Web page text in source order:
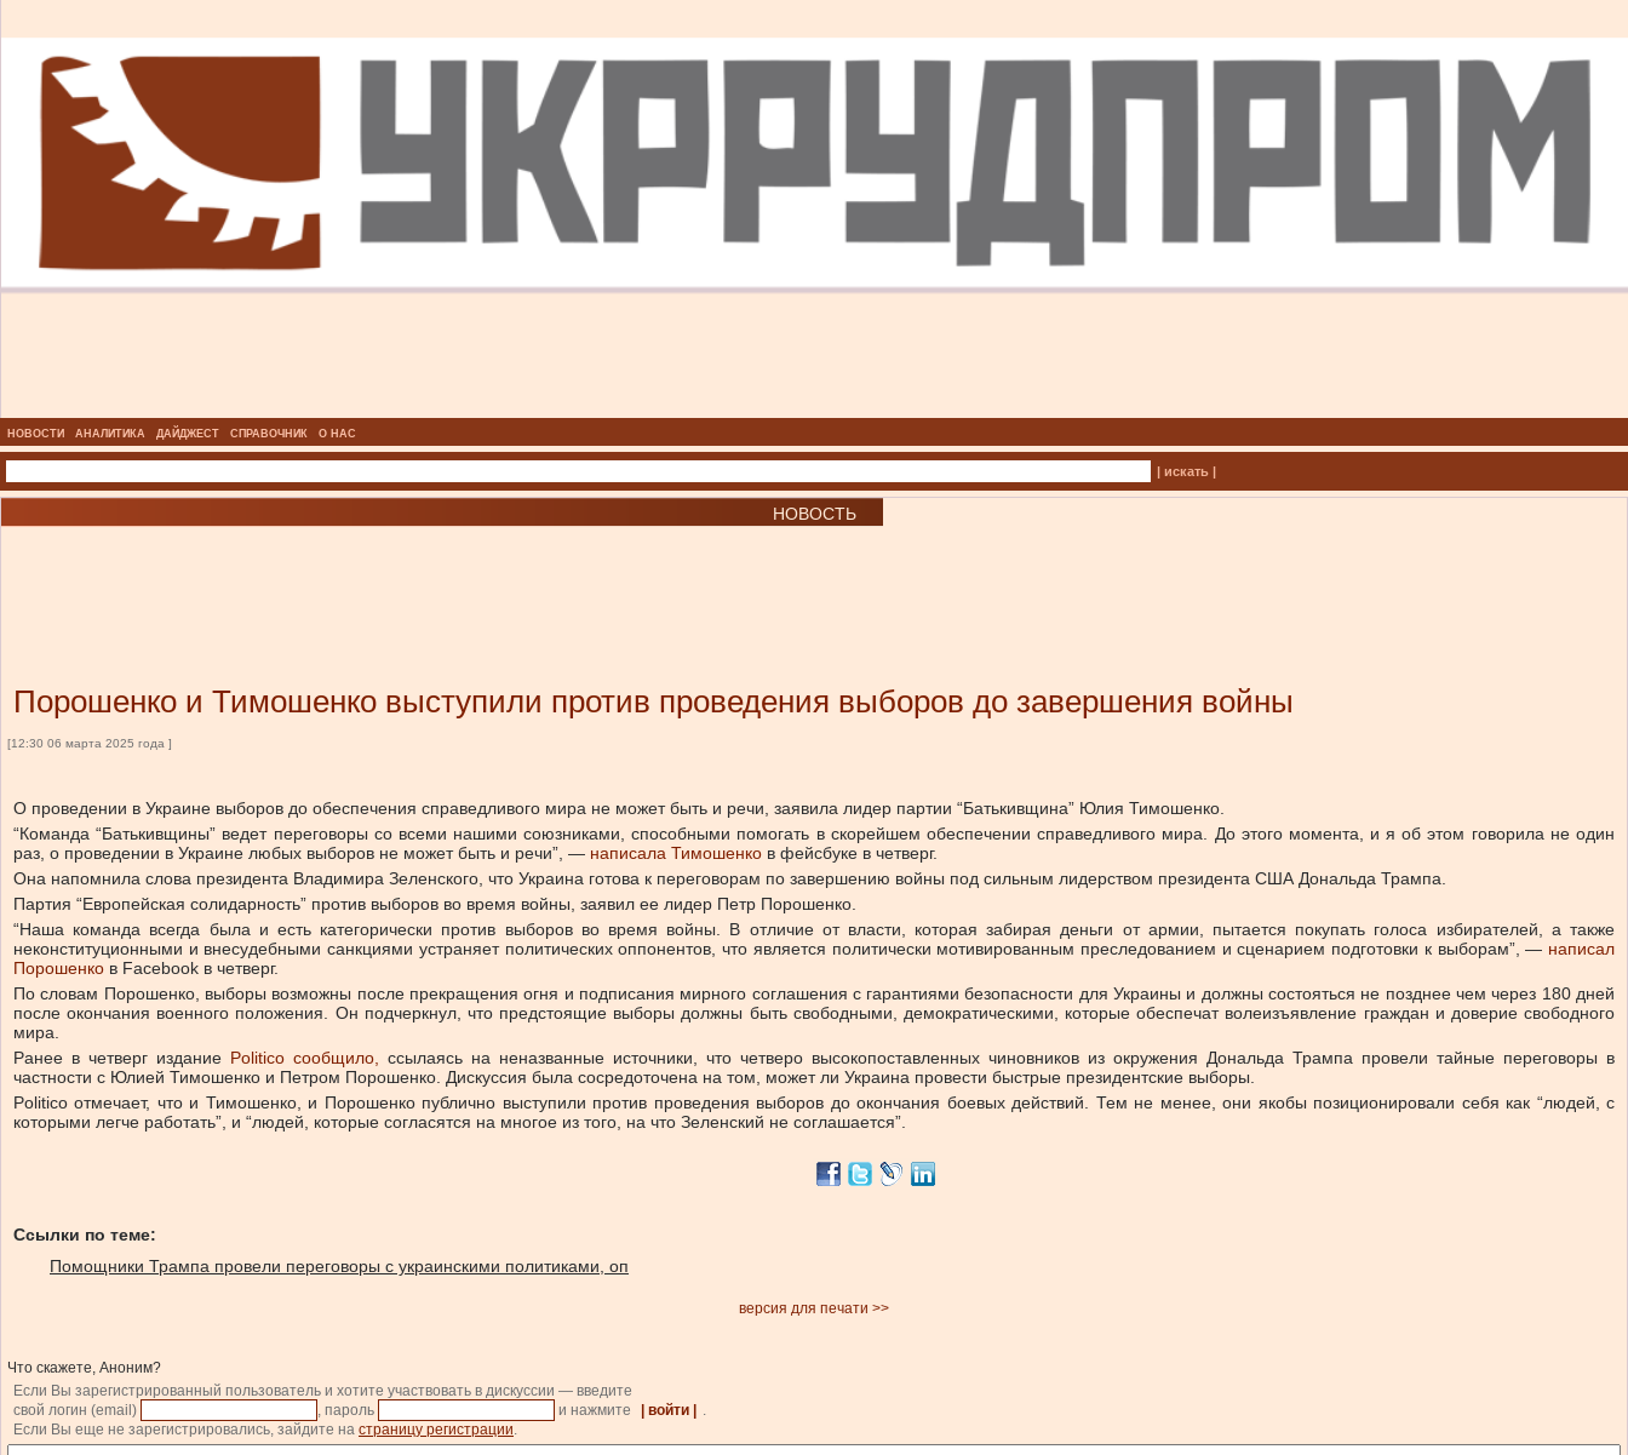
НОВОСТИ АНАЛИТИКА ДАЙДЖЕСТ СПРАВОЧНИК О НАС
| искать |
НОВОСТЬ
Порошенко и Тимошенко выступили против проведения выборов до завершения войны
[12:30 06 марта 2025 года ]
О проведении в Украине выборов до обеспечения справедливого мира не может быть и речи, заявила лидер партии “Батькивщина” Юлия Тимошенко.
“Команда “Батькивщины” ведет переговоры со всеми нашими союзниками, способными помогать в скорейшем обеспечении справедливого мира. До этого момента, и я об этом говорила не один
раз, о проведении в Украине любых выборов не может быть и речи”, — написала Тимошенко в фейсбуке в четверг.
Она напомнила слова президента Владимира Зеленского, что Украина готова к переговорам по завершению войны под сильным лидерством президента США Дональда Трампа.
Партия “Европейская солидарность” против выборов во время войны, заявил ее лидер Петр Порошенко.
“Наша команда всегда была и есть категорически против выборов во время войны. В отличие от власти, которая забирая деньги от армии, пытается покупать голоса избирателей, а также
неконституционными и внесудебными санкциями устраняет политических оппонентов, что является политически мотивированным преследованием и сценарием подготовки к выборам”, — написал
Порошенко в Facebook в четверг.
По словам Порошенко, выборы возможны после прекращения огня и подписания мирного соглашения с гарантиями безопасности для Украины и должны состояться не позднее чем через 180 дней
после окончания военного положения. Он подчеркнул, что предстоящие выборы должны быть свободными, демократическими, которые обеспечат волеизъявление граждан и доверие свободного
мира.
Ранее в четверг издание Politico сообщило, ссылаясь на неназванные источники, что четверо высокопоставленных чиновников из окружения Дональда Трампа провели тайные переговоры в
частности с Юлией Тимошенко и Петром Порошенко. Дискуссия была сосредоточена на том, может ли Украина провести быстрые президентские выборы.
Politico отмечает, что и Тимошенко, и Порошенко публично выступили против проведения выборов до окончания боевых действий. Тем не менее, они якобы позиционировали себя как “людей, с
которыми легче работать”, и “людей, которые согласятся на многое из того, на что Зеленский не соглашается”.
Ссылки по теме:
Помощники Трампа провели переговоры с украинскими политиками, оп
версия для печати >>
Что скажете, Аноним?
Если Вы зарегистрированный пользователь и хотите участвовать в дискуссии — введите
свой логин (email)
, пароль и нажмите | войти |
.
Если Вы еще не зарегистрировались, зайдите на страницу регистрации.